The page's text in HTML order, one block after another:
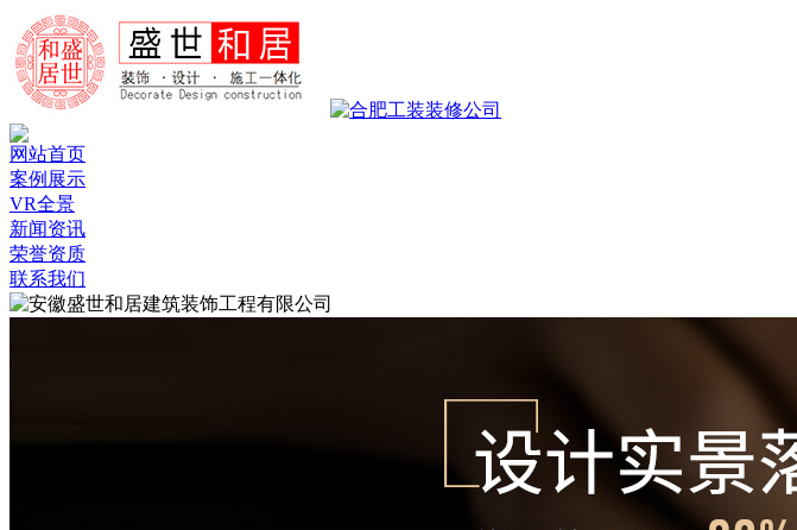
网站首页
案例展示
VR全景
新闻资讯
荣誉资质
联系我们